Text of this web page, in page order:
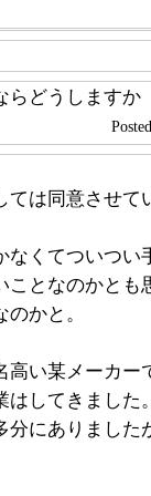
らどうしますか
ては同意させて
なくてついつい
ことなのかと
かと。
高い某メーカー
はしてきました
分にありました